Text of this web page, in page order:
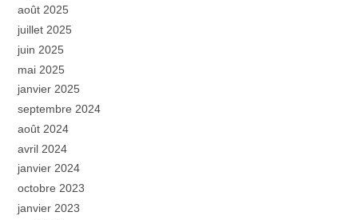
août 2025
juillet 2025
juin 2025
mai 2025
janvier 2025
septembre 2024
août 2024
avril 2024
janvier 2024
octobre 2023
janvier 2023